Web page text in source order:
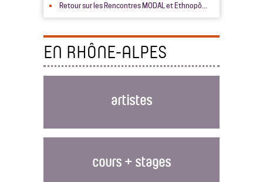
Retour sur les Rencontres MODAL et Ethnopô...
EN RHÔNE-ALPES
artistes
cours + stages